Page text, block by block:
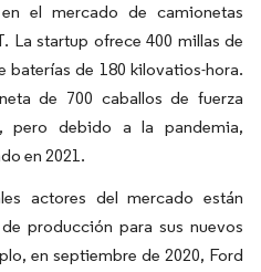
el mercado de camionetas
La startup ofrece 400 millas de
baterías de 180 kilovatios-hora.
de 700 caballos de fuerza
pero debido a la pandemia,
en 2021.
actores del mercado están
producción para sus nuevos
en septiembre de 2020, Ford